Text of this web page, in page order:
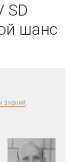
SD
шанс
знаний,